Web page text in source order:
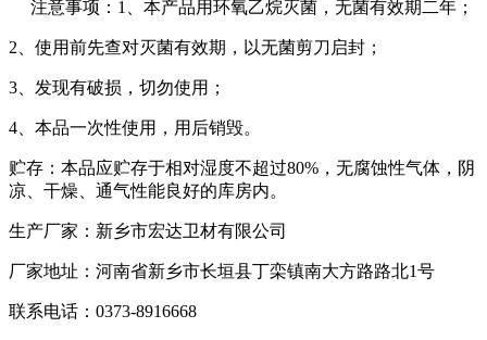
注意事项：1、本产品用环氧乙烷灭菌，无菌有效期二年；
2、使用前先查对灭菌有效期，以无菌剪刀启封；
3、发现有破损，切勿使用；
4、本品一次性使用，用后销毁。
贮存：本品应贮存于相对湿度不超过80%，无腐蚀性气体，阴
凉、干燥、通气性能良好的库房内。
生产厂家：新乡市宏达卫材有限公司
厂家地址：河南省新乡市长垣县丁栾镇南大方路路北1号
联系电话：0373-8916668